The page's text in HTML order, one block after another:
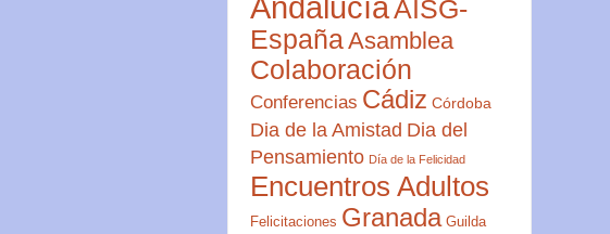
AndalucíaAISG-
EspañaAsamblea
Colaboración
Conferencias Cádiz Córdoba
Dia de la Amistad Dia del
Pensamiento Día de la Felicidad
Encuentros Adultos
Felicitaciones Granada Guilda